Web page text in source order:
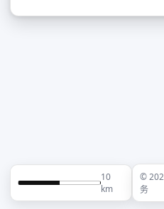
10
km
©
务